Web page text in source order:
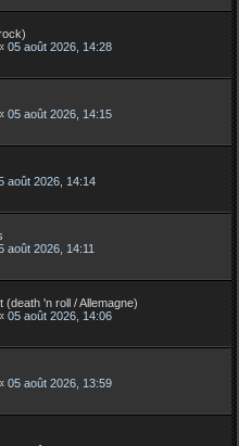
05 août 2026, 14:28
05 août 2026, 14:15
août 2026, 14:14
août 2026, 14:11
(death 'n roll / Allemagne)
05 août 2026, 14:06
05 août 2026, 13:59